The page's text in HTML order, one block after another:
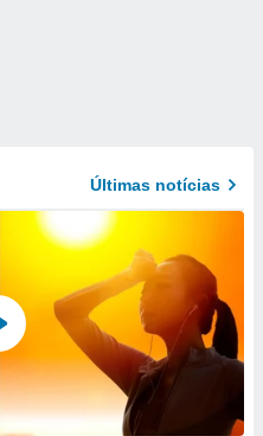
Últimas notícias